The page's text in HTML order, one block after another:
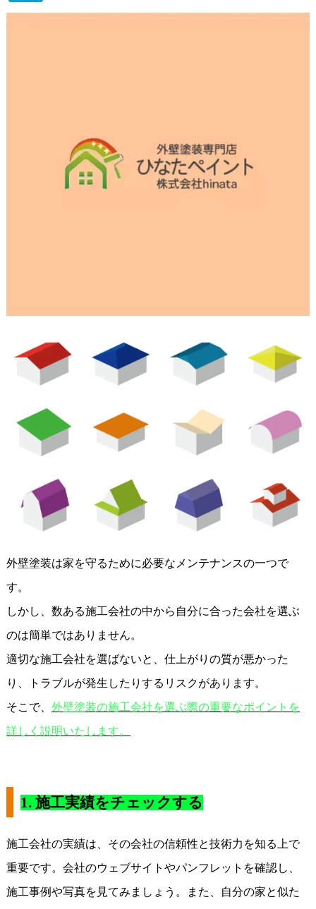
外壁塗装は家を守るために必要なメンテナンスの一つで
す。
しかし、数ある施工会社の中から自分に合った会社を選ぶ
のは簡単ではありません。
適切な施工会社を選ばないと、仕上がりの質が悪かった
り、トラブルが発生したりするリスクがあります。
そこで、 外壁塗装の施工会社を選ぶ際の重要なポイントを
詳しく説明いたします。
1.施工実績をチェックする
施工会社の実績は、その会社の信頼性と技術力を知る上で
重要です。会社のウェブサイトやパンフレットを確認し、
施工事例や写真を見てみましょう。また、自分の家と似た